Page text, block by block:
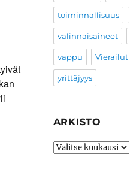
toiminnallisuus
valinnaisaineet
vappu Vierailut
yrittäjyys
ARKISTO
ARKISTO